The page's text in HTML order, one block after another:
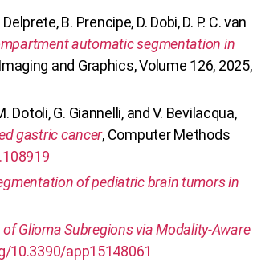
B. Prencipe, D. Dobi, D. P. C. van
automatic segmentation in
and Graphics, Volume 126, 2025,
Dotoli, G. Giannelli, and V. Bevilacqua,
gastric cancer, Computer Methods
of pediatric brain tumors in
Glioma Subregions via Modality-Aware
10.3390/app15148061